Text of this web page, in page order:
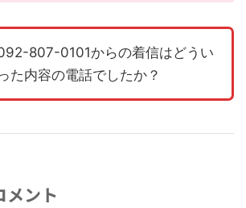
807-0101からの着信はどうい
た内容の電話でしたか？
メント